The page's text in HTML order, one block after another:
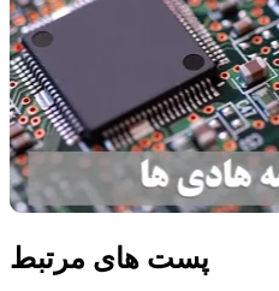
پست های مرتبط